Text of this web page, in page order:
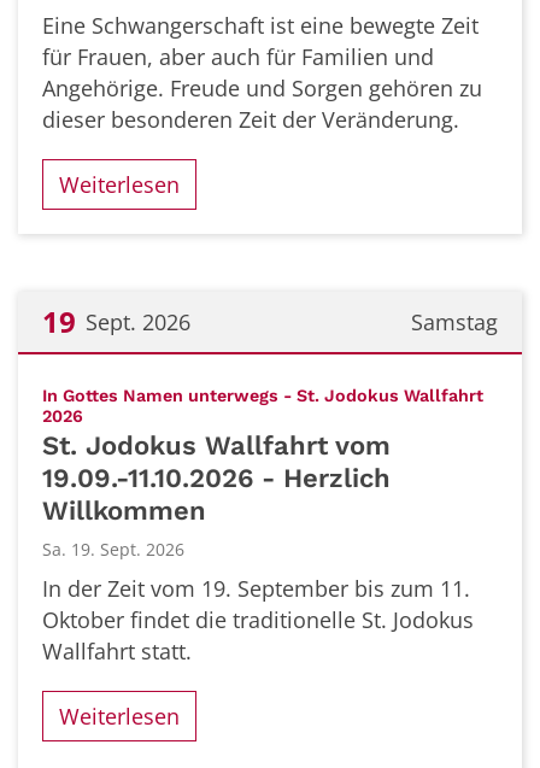
Eine Schwangerschaft ist eine bewegte Zeit
für Frauen, aber auch für Familien und
Angehörige. Freude und Sorgen gehören zu
dieser besonderen Zeit der Veränderung.
Weiterlesen
Samstag
19 Sept. 2026
In Gottes Namen unterwegs - St. Jodokus Wallfahrt
2026
St. Jodokus Wallfahrt vom
19.09.-11.10.2026 - Herzlich
Willkommen
Sa. 19. Sept. 2026
In der Zeit vom 19. September bis zum 11.
Oktober findet die traditionelle St. Jodokus
Wallfahrt statt.
Weiterlesen